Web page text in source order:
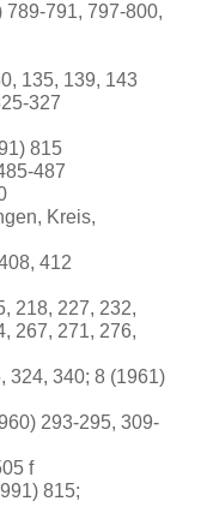
791, 797-800,
135, 139, 143
327
815
487
Kreis,
412
218, 227, 232,
267, 271, 276,
324, 340; 8 (1961)
293-295, 309-
f
815;